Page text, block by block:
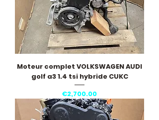
Moteur complet VOLKSWAGEN AUDI
golf a3 1.4 tsi hybride CUKC
Price
€2,700.00